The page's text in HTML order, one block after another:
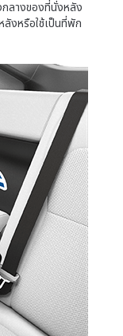
ลางของที่นั่งหลัง
ลังหรือใช้เป็นที่พัก